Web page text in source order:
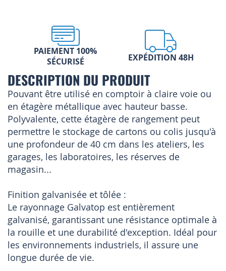
PAIEMENT 100%
SÉCURISÉ
EXPÉDITION 48H
DESCRIPTION DU PRODUIT
Pouvant être utilisé en comptoir à claire voie ou
en étagère métallique avec hauteur basse.
Polyvalente, cette étagère de rangement peut
permettre le stockage de cartons ou colis jusqu'à
une profondeur de 40 cm dans les ateliers, les
garages, les laboratoires, les réserves de
magasin...
Finition galvanisée et tôlée :
Le rayonnage Galvatop est entièrement
galvanisé, garantissant une résistance optimale à
la rouille et une durabilité d'exception. Idéal pour
les environnements industriels, il assure une
longue durée de vie.